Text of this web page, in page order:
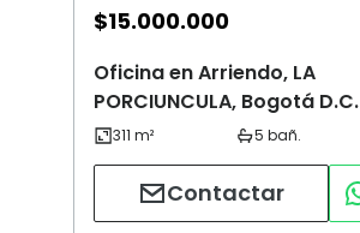
$15.000.000
Oficina en Arriendo, LA
PORCIUNCULA, Bogotá D.C.
Contactar